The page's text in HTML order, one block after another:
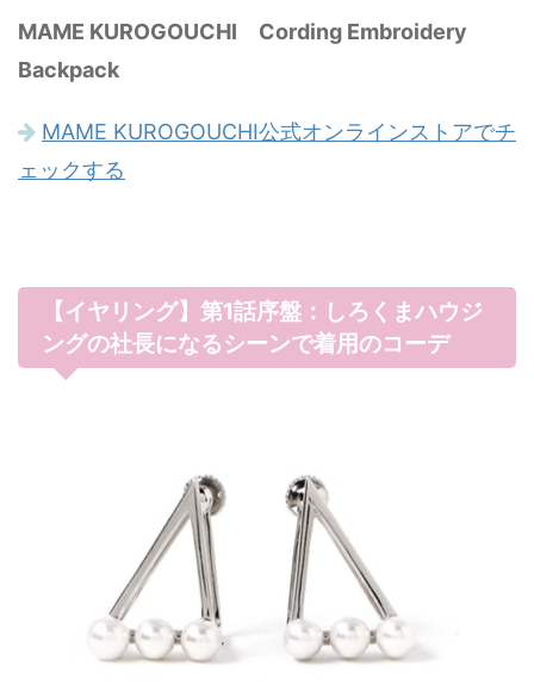
MAME KUROGOUCHI Cording Embroidery
Backpack
MAME KUROGOUCHI公式オンラインストアでチ
ェックする
【イヤリング】第1話序盤：しろくまハウジ
ングの社長になるシーンで着用のコーデ